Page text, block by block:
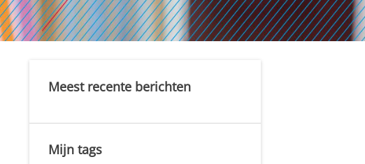
Meest recente berichten
Mijn tags